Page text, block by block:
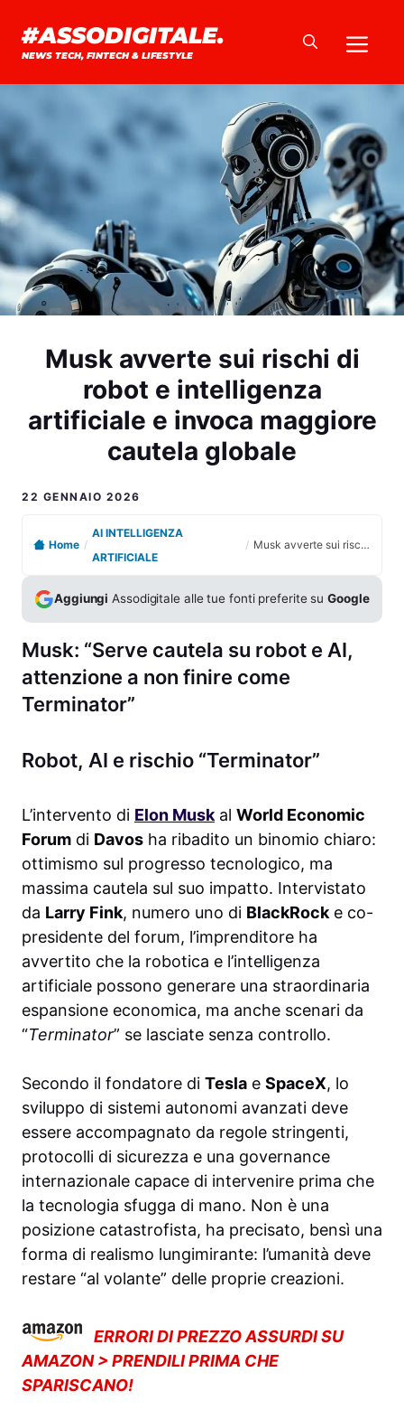
contenuto
#ASSODIGITALE.
NEWS TECH, FINTECH & LIFESTYLE
Musk avverte sui rischi di
robot e intelligenza
artificiale e invoca maggiore
cautela globale
22 GENNAIO 2026
Home /
AI INTELLIGENZA
ARTIFICIALE
/ Musk avverte sui rischi di robot e intelligenza artificiale e invoca maggiore cautela globale
Aggiungi Assodigitale alle tue fonti preferite suGoogle
Musk: “Serve cautela su robot e AI,
attenzione a non finire come
Terminator”
Robot, AI e rischio “Terminator”
L’intervento di Elon Musk al World Economic
Forum di Davos ha ribadito un binomio chiaro:
ottimismo sul progresso tecnologico, ma
massima cautela sul suo impatto. Intervistato
da Larry Fink, numero uno di BlackRock e co-
presidente del forum, l’imprenditore ha
avvertito che la robotica e l’intelligenza
artificiale possono generare una straordinaria
espansione economica, ma anche scenari da
“Terminator” se lasciate senza controllo.
Secondo il fondatore di Tesla e SpaceX, lo
sviluppo di sistemi autonomi avanzati deve
essere accompagnato da regole stringenti,
protocolli di sicurezza e una governance
internazionale capace di intervenire prima che
la tecnologia sfugga di mano. Non è una
posizione catastrofista, ha precisato, bensì una
forma di realismo lungimirante: l’umanità deve
restare “al volante” delle proprie creazioni.
ERRORI DI PREZZO ASSURDI SU
AMAZON > PRENDILI PRIMA CHE
SPARISCANO!